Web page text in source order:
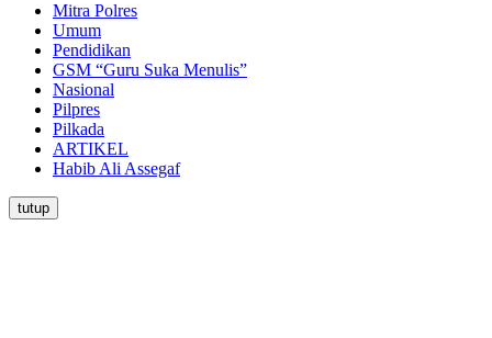
Mitra Polres
Umum
Pendidikan
GSM “Guru Suka Menulis”
Nasional
Pilpres
Pilkada
ARTIKEL
Habib Ali Assegaf
tutup